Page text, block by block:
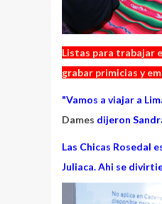
Listas para trabajar
grabar primicias y
"Vamos a viajar a
Dames dijeron
Las Chicas Rosedal
Juliaca. Ahi se